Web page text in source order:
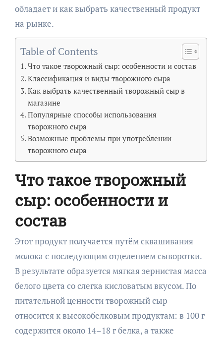
обладает и как выбрать качественный продукт
на рынке.
Table of Contents
Что такое творожный сыр: особенности и состав
Классификация и виды творожного сыра
Как выбрать качественный творожный сыр в
магазине
Популярные способы использования
творожного сыра
Возможные проблемы при употреблении
творожного сыра
Что такое творожный
сыр: особенности и
состав
Этот продукт получается путём сквашивания
молока с последующим отделением сыворотки.
В результате образуется мягкая зернистая масса
белого цвета со слегка кисловатым вкусом. По
питательной ценности творожный сыр
относится к высокобелковым продуктам: в 100 г
содержится около 14–18 г белка, а также